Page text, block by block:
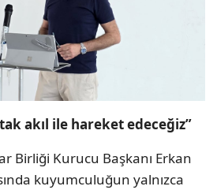
akıl ile hareket edeceğiz”
Birliği Kurucu Başkanı Erkan
kuyumculuğun yalnızca